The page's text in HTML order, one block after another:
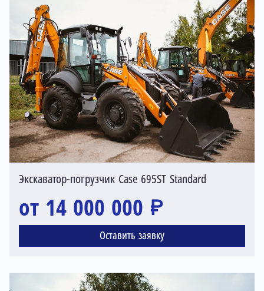
Экскаватор-погрузчик Case 695ST Standard
от 14 000 000 ₽
Оставить заявку